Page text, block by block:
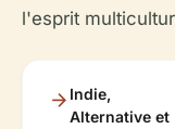
l'esprit
Indie,
Alternative et